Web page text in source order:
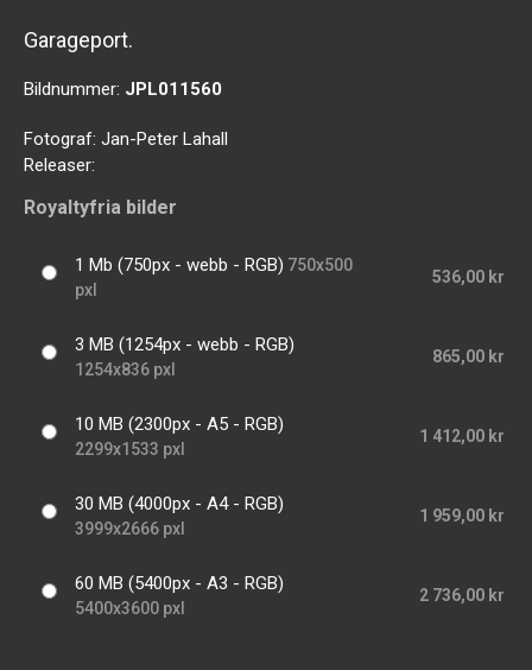
Garageport.
Bildnummer: JPL011560
Fotograf: Jan-Peter Lahall
Releaser:
Royaltyfria bilder
1 Mb (750px - webb - RGB) 750x500
pxl
536,00 kr
3 MB (1254px - webb - RGB)
1254x836 pxl
865,00 kr
10 MB (2300px - A5 - RGB)
2299x1533 pxl
1 412,00 kr
30 MB (4000px - A4 - RGB)
3999x2666 pxl
1 959,00 kr
60 MB (5400px - A3 - RGB)
5400x3600 pxl
2 736,00 kr